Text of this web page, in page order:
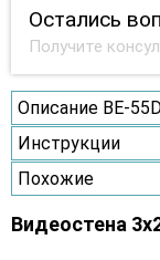
Остались
Получите
Описание BE-
Инструкции
Похожие
Видеостена